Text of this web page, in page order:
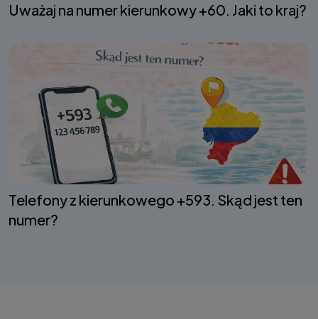
Uważaj na numer kierunkowy +60. Jaki to kraj?
Telefony z kierunkowego +593. Skąd jest ten
numer?